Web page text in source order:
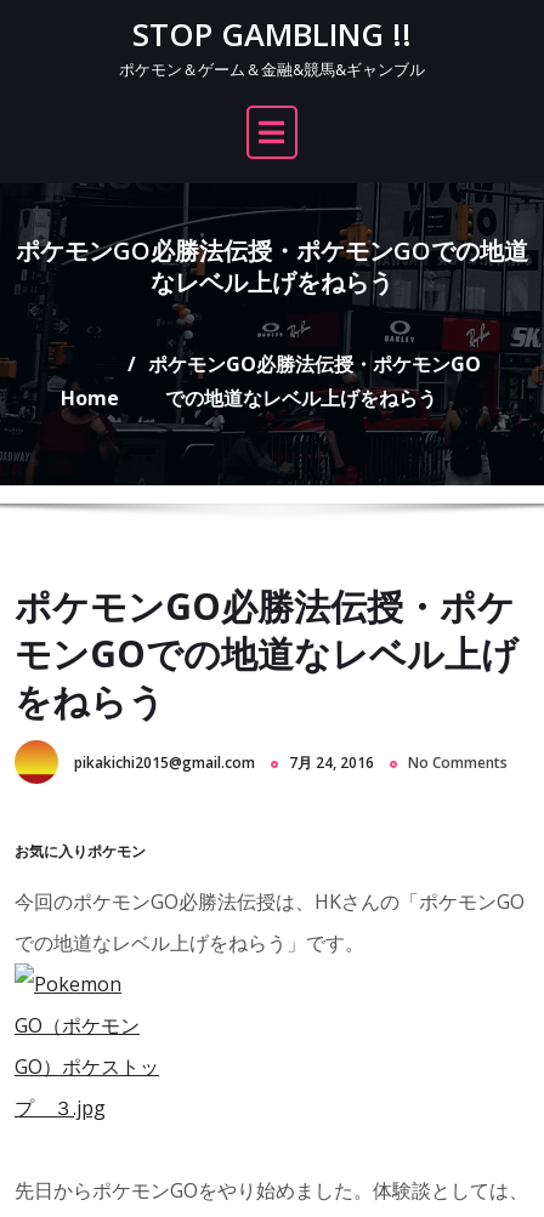
STOP GAMBLING !!
ポケモン＆ゲーム＆金融&競馬&ギャンブル
ポケモンGO必勝法伝授・ポケモンGOでの地道
なレベル上げをねらう
Home
ポケモンGO必勝法伝授・ポケモンGO
での地道なレベル上げをねらう
ポケモンGO必勝法伝授・ポケ
モンGOでの地道なレベル上げ
をねらう
pikakichi2015@gmail.com 7月 24, 2016 No Comments
お気に入りポケモン
今回のポケモンGO必勝法伝授は、HKさんの「ポケモンGO
での地道なレベル上げをねらう」です。
先日からポケモンGOをやり始めました。体験談としては、